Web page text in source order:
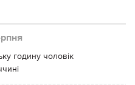
годину чоловік